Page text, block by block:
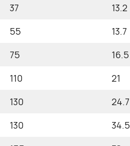
37
13.2
55
13.7
75
16.5
110
21
130
24.7
130
34.5